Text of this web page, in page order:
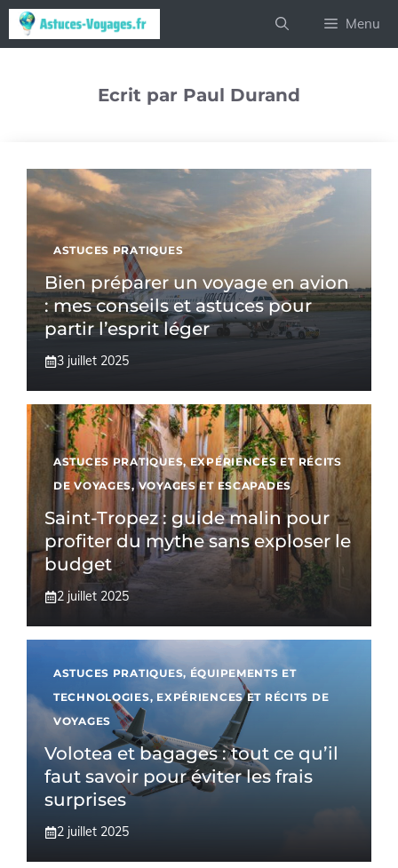
Aller
au
Menu
Ecrit par Paul Durand
ASTUCES PRATIQUES
Bien préparer un voyage en avion
: mes conseils et astuces pour
partir l’esprit léger
3 juillet 2025
ASTUCES PRATIQUES, EXPÉRIENCES ET RÉCITS
DE VOYAGES,VOYAGES ET ESCAPADES
Saint-Tropez : guide malin pour
profiter du mythe sans exploser le
budget
2 juillet 2025
ASTUCES PRATIQUES, ÉQUIPEMENTS ET
TECHNOLOGIES, EXPÉRIENCES ET RÉCITS DE
VOYAGES
Volotea et bagages : tout ce qu’il
faut savoir pour éviter les frais
surprises
2 juillet 2025